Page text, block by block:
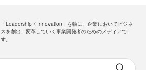
「Leadership ☓ Innovation」を軸に、企業においてビジネ
スを創出、変革していく事業開発者のためのメディアで
す。